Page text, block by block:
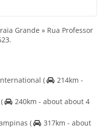
Grande » Rua Professor
(
214km -
(
240km - about about 4
(
317km - about